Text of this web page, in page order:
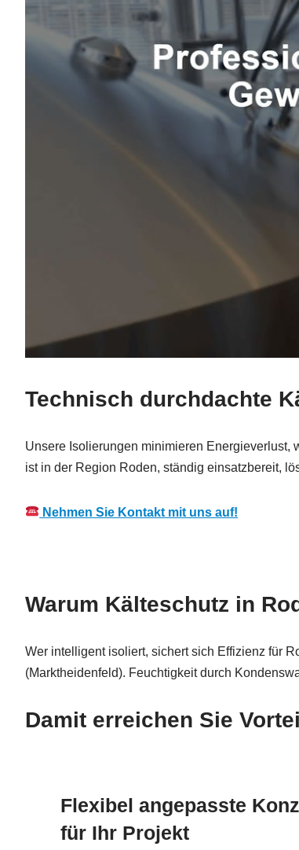
Technisch durchdachte
Unsere Isolierungen minimieren Energieverlust,
ist in der Region Roden, ständig einsatzbereit,
Nehmen Sie Kontakt mit uns auf!
Warum Kälteschutz in
Wer intelligent isoliert, sichert sich Effizienz für
(Marktheidenfeld). Feuchtigkeit durch
Damit erreichen Sie
Flexibel angepasste
für Ihr Projekt